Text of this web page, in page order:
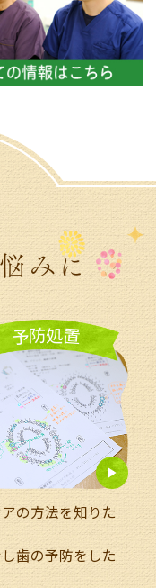
みに
予防処置
の方法を知りた
歯の予防をした